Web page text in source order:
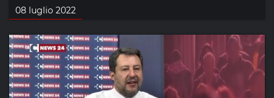
08 luglio 2022